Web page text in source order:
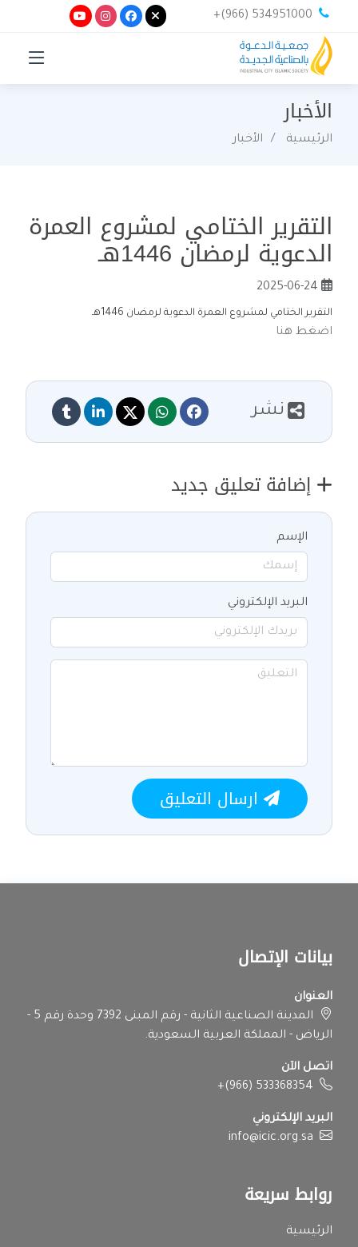
+(966) 534951000
الأخبار
الرئيسية الأخبار
التقرير الختامي لمشروع العمرة
الدعوية لرمضان 1446هـ
التقرير الختامي لمشروع العمرة الدعوية لرمضان 1446هـ
اضغط هنا
نشر
إضافة تعليق جديد
الإسم
البريد الإلكتروني
ارسال التعليق
بيانات الإتصال
العنوان
المدينة الصناعية الثانية - رقم المبنى 7392 وحدة رقم 5 -
الرياض - المملكة العربية السعودية.
اتصل الآن
+(966) 533368354
البريد الإلكتروني
info@icic.org.sa
روابط سريعة
الرئيسية